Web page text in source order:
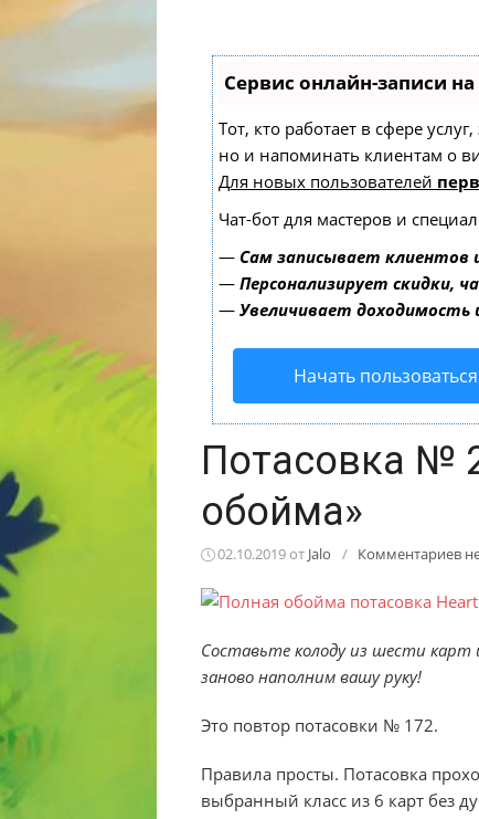
Сервис онлайн-записи
Тот, кто работает в сфере
но и напоминать клиентам о
Для новых пользователей
Чат-бот для мастеров и
— Сам записывает клиентов
— Персонализирует скидки,
— Увеличивает
Начать
Потасовка №
обойма»
02.10.2019от Jalo / Комментариев
Составьте колоду из шести карт
заново наполним вашу руку!
Это повтор потасовки № 172.
Правила просты. Потасовка
выбранный класс из 6 карт без